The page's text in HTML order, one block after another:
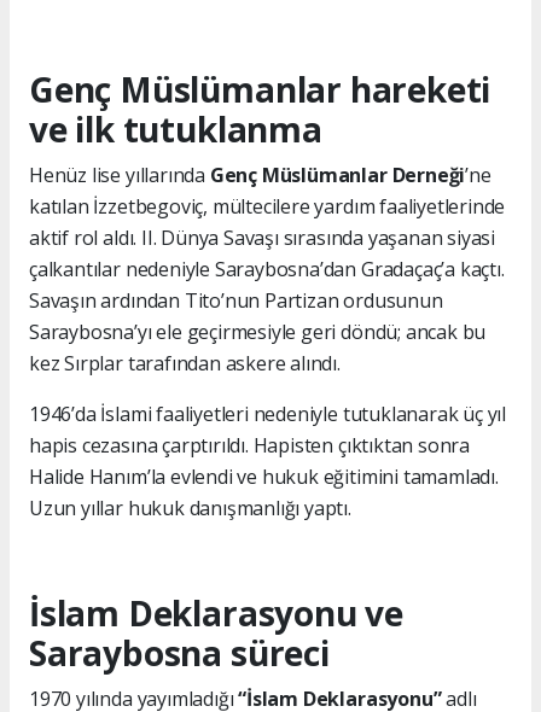
Genç Müslümanlar hareketi
ve ilk tutuklanma
Henüz lise yıllarında Genç Müslümanlar Derneği’ne
katılan İzzetbegoviç, mültecilere yardım faaliyetlerinde
aktif rol aldı. II. Dünya Savaşı sırasında yaşanan siyasi
çalkantılar nedeniyle Saraybosna’dan Gradaçaç’a kaçtı.
Savaşın ardından Tito’nun Partizan ordusunun
Saraybosna’yı ele geçirmesiyle geri döndü; ancak bu
kez Sırplar tarafından askere alındı.
1946’da İslami faaliyetleri nedeniyle tutuklanarak üç yıl
hapis cezasına çarptırıldı. Hapisten çıktıktan sonra
Halide Hanım’la evlendi ve hukuk eğitimini tamamladı.
Uzun yıllar hukuk danışmanlığı yaptı.
İslam Deklarasyonu ve
Saraybosna süreci
1970 yılında yayımladığı“İslam Deklarasyonu”adlı